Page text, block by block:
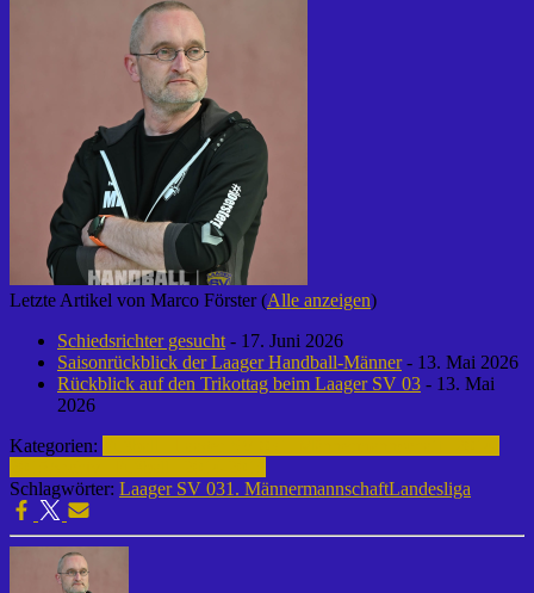
Letzte Artikel von Marco Förster(Alle anzeigen)
Schiedsrichter gesucht - 17. Juni 2026
Saisonrückblick der Laager Handball-Männer- 13. Mai 2026
Rückblick auf den Trikottag beim Laager SV 03 - 13. Mai
2026
Kategorien:
Schlagwörter: Laager SV 031. MännermannschaftLandesliga